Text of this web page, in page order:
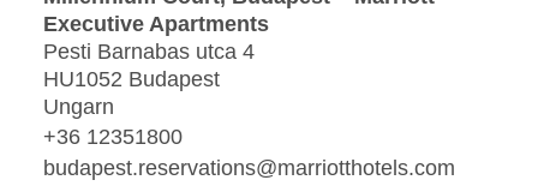
Executive Apartments
Pesti Barnabas utca 4
HU1052 Budapest
Ungarn
+36 12351800
budapest.reservations@marriotthotels.com